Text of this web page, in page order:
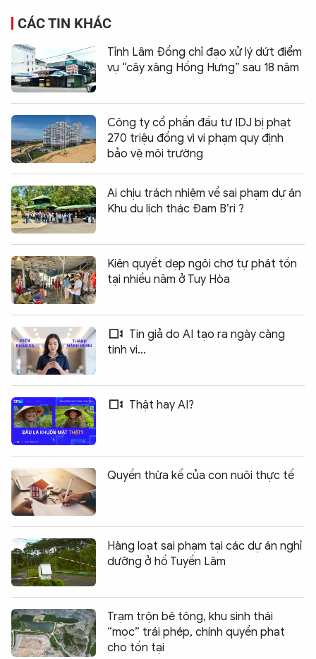
CÁC TIN KHÁC
Tỉnh Lâm Đồng chỉ đạo xử lý dứt điểm
vụ “cây xăng Hồng Hưng” sau 18 năm
Công ty cổ phần đầu tư IDJ bị phạt
270 triệu đồng vì vi phạm quy định
bảo vệ môi trường
Ai chịu trách nhiệm về sai phạm dự án
Khu du lịch thác Đam B’ri ?
Kiên quyết dẹp ngôi chợ tự phát tồn
tại nhiều năm ở Tuy Hòa
Tin giả do AI tạo ra ngày càng
tinh vi...
Thật hay AI?
Quyền thừa kế của con nuôi thực tế
Hàng loạt sai phạm tại các dự án nghỉ
dưỡng ở hồ Tuyền Lâm
Trạm trộn bê tông, khu sinh thái
“mọc” trái phép, chính quyền phạt
cho tồn tại